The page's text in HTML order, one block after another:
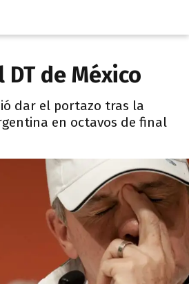
de México
dar el portazo tras la
en octavos de final